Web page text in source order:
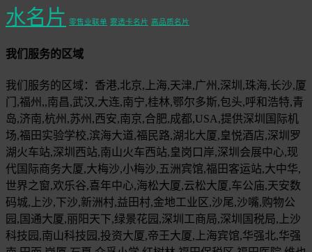
水名片 零售业联单 雾透卡名片 高品质名片
我们服务的区域
我们服务的区域：香港,北京,上海,天津,广州,深圳,珠海,长沙,厦
门,福州,,南昌,武汉,大连,南宁,桂林,鄂尔多斯,包头,呼和浩特,青
岛,济南,杭州,苏州,西安,南京,合肥,成都,USA,提供深圳国际机
场,福田实验学校,滨海大道,福民路,湖北大厦,皇悦酒店,深圳罗
湖火车站,深圳西站,南山火车西站,皇岗口岸,深圳会展中心,现
代国际商务大厦,大梅沙,小梅沙,五洲宾馆,福田客运站,大中华,
世界之窗,欢乐谷,喜年中心,海松大厦,云松大厦,车公庙,天安数
码城,上沙,下沙,新洲村,益田村,金地工业区,沙尾,沙嘴,购物公
园,国通大厦,丽阳天下,绿景花园,深圳工商局,深圳国税局,上沙
科技园,南山科技园,投资大厦,帝王大厦,上海宾馆,华强北,华强